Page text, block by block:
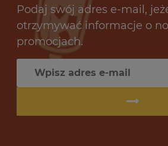
Podaj swój adres e-mail,
otrzymywać informacje o
promocjach.